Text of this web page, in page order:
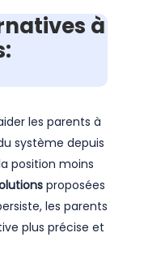
à
les parents à
système depuis
position moins
proposées
les parents
plus précise et